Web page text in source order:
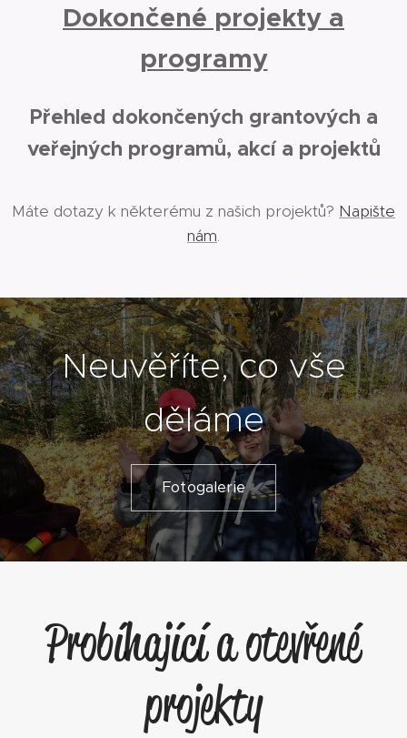
Dokončené projekty a
programy
Přehled dokončených grantových a
veřejných programů, akcí a projektů
Máte dotazy k některému z našich projektů? Napište
nám.
Neuvěříte, co vše
děláme
Fotogalerie
Probíhající a otevřené
projekty